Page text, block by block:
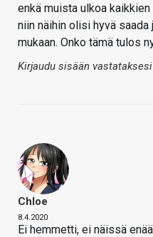
enkä muista ulkoa
niin näihin olisi hyvä
mukaan. Onko tämä tulos
Kirjaudu sisään vastataksesi
Chloe
8.4.2020
Ei hemmetti, ei näissä